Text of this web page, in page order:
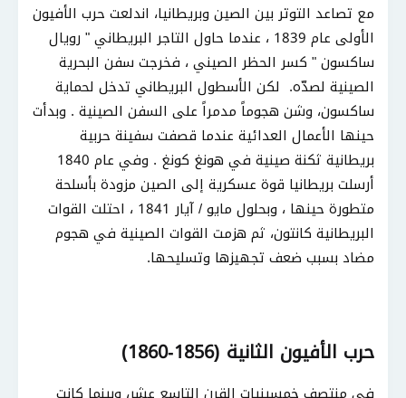
مع تصاعد التوتر بين الصين وبريطانيا، اندلعت حرب الأفيون
الأولى عام 1839 ، عندما حاول التاجر البريطاني " رويال
ساكسون " كسر الحظر الصيني ، فخرجت سفن البحرية
الصينية لصدّه. لكن الأسطول البريطاني تدخل لحماية
ساكسون، وشن هجوماً مدمراً على السفن الصينية . وبدأت
حينها الأعمال العدائية عندما قصفت سفينة حربية
بريطانية ثكنة صينية في هونغ كونغ . وفي عام 1840
أرسلت بريطانيا قوة عسكرية إلى الصين مزودة بأسلحة
متطورة حينها ، وبحلول مايو / آيار 1841 ، احتلت القوات
البريطانية كانتون، ثم هزمت القوات الصينية في هجوم
مضاد بسبب ضعف تجهيزها وتسليحها.
حرب الأفيون الثانية (1856-1860)